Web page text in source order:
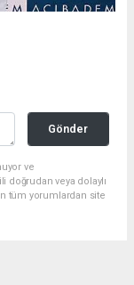
Gönder
ve
doğrudan veya dolaylı
tüm yorumlardan site